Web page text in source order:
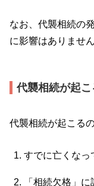
なお、代襲相続の
に影響はありません
代襲相続が起
代襲相続が起こる
すでに亡くなっ
「相続欠格」